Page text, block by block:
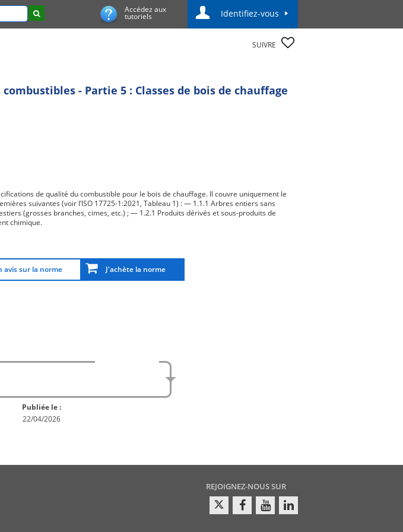
Accédez aux
tutoriels Identifiez-vous
SUIVRE
- Partie 5 : Classes de bois de chauffage
de qualité du combustible pour le bois de chauffage. Il couvre uniquement le
suivantes (voir l’ISO 17725-1:2021, Tableau 1) : — 1.1.1 Arbres entiers sans
(grosses branches, cimes, etc.) ; — 1.2.1 Produits dérivés et sous-produits de
chimique.
avis sur la norme J'achète la norme
Publiée le :
22/04/2026
REJOIGNEZ-NOUS SUR